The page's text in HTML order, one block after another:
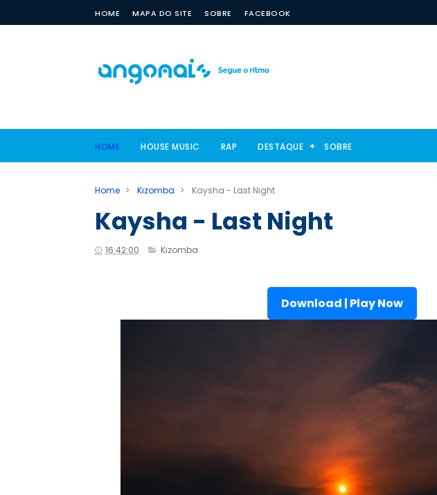
HOME MAPA DO SITE SOBRE FACEBOOK
HOME HOUSE MUSIC RAP DESTAQUE SOBRE
Home > Kizomba > Kaysha - Last Night
Kaysha - Last Night
16:42:00 Kizomba
Download | Play Now